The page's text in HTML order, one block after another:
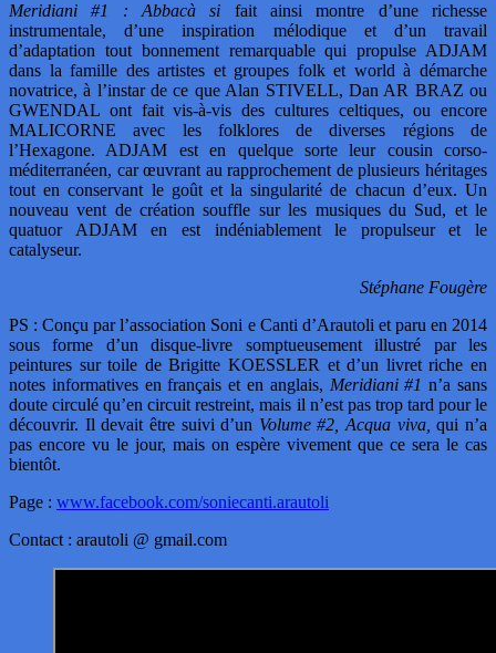
Meridiani #1 : Abbacà si fait ainsi montre d’une richesse
instrumentale, d’une inspiration mélodique et d’un travail
d’adaptation tout bonnement remarquable qui propulse ADJAM
dans la famille des artistes et groupes folk et world à démarche
novatrice, à l’instar de ce que Alan STIVELL, Dan AR BRAZ ou
GWENDAL ont fait vis-à-vis des cultures celtiques, ou encore
MALICORNE avec les folklores de diverses régions de
l’Hexagone. ADJAM est en quelque sorte leur cousin corso-
méditerranéen, car œuvrant au rapprochement de plusieurs héritages
tout en conservant le goût et la singularité de chacun d’eux. Un
nouveau vent de création souffle sur les musiques du Sud, et le
quatuor ADJAM en est indéniablement le propulseur et le
catalyseur.
Stéphane Fougère
PS : Conçu par l’association Soni e Canti d’Arautoli et paru en 2014
sous forme d’un disque-livre somptueusement illustré par les
peintures sur toile de Brigitte KOESSLER et d’un livret riche en
notes informatives en français et en anglais, Meridiani #1 n’a sans
doute circulé qu’en circuit restreint, mais il n’est pas trop tard pour le
découvrir. Il devait être suivi d’un Volume #2, Acqua viva, qui n’a
pas encore vu le jour, mais on espère vivement que ce sera le cas
bientôt.
Page : www.facebook.com/soniecanti.arautoli
Contact : arautoli @ gmail.com